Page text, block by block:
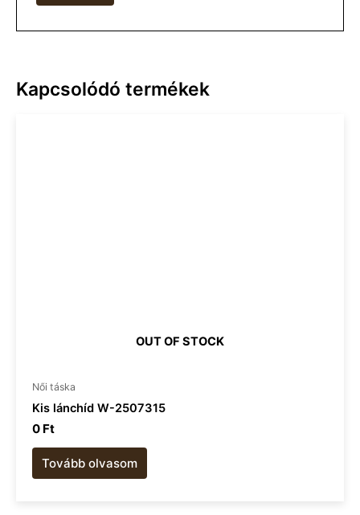
Kapcsolódó termékek
OUT OF STOCK
Női táska
Kis lánchíd W-2507315
0 Ft
Tovább olvasom